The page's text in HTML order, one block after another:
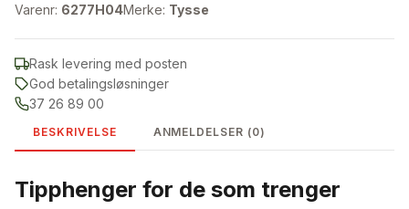
Varenr: 6277H04Merke: Tysse
Rask levering med posten
God betalingsløsninger
37 26 89 00
BESKRIVELSE ANMELDELSER (0)
Tipphenger for de som trenger